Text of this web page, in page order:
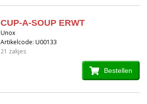
CUP-A-SOUP ERWT
Unox
Artikelcode: U00133
21 zakjes
Bestellen